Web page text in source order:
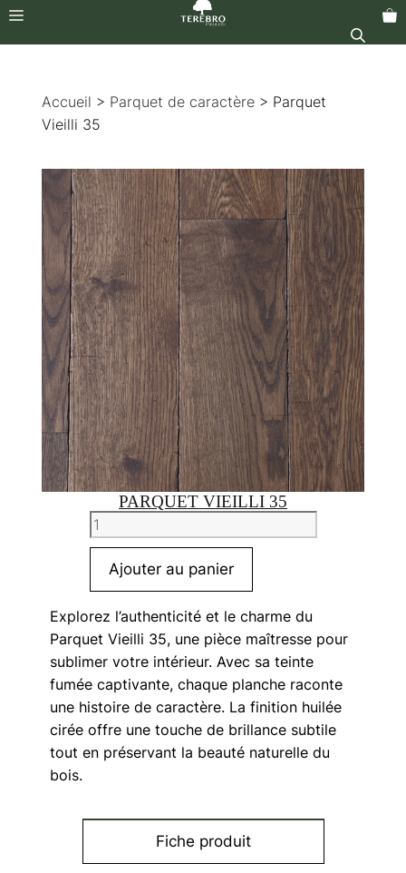
contenu
Menu
Accueil > Parquet de caractère > Parquet
Vieilli 35
PARQUET VIEILLI 35
quantité
de
Parquet
Vieilli
35
Ajouter au panier
Explorez l’authenticité et le charme du
Parquet Vieilli 35, une pièce maîtresse pour
sublimer votre intérieur. Avec sa teinte
fumée captivante, chaque planche raconte
une histoire de caractère. La finition huilée
cirée offre une touche de brillance subtile
tout en préservant la beauté naturelle du
bois.
Fiche produit